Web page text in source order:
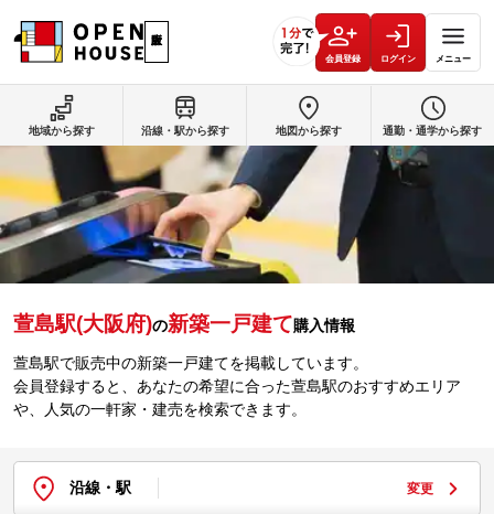
会員登録 ログイン メニュー
萱島駅(大阪府)の新築一戸建て購入情報
萱島駅で販売中の新築一戸建てを掲載しています。
会員登録すると、あなたの希望に合った萱島駅のおすすめエリア
や、人気の一軒家・建売を検索できます。
沿線・駅 変更
地域から探す 沿線・駅から探す 地図から探す 通勤・通学から探す